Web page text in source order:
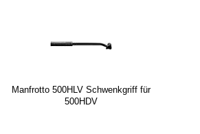
Manfrotto 500HLV Schwenkgriff für
500HDV